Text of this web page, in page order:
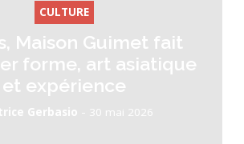
CULTURE
Maison Guimet fait
forme, art asiatique
et expérience
Gerbasio - 30 mai 2026